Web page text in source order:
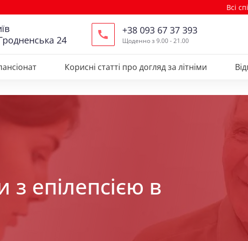
Всі
24
+38 093 67 37 393
Щоденно з 9.00 - 21.00
Корисні статті про догляд за літніми
з епілепсією в